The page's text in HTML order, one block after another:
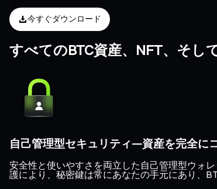
今すぐダウンロード
すべてのBTC資産、NFT、そし
自己管理型セキュリティ—資産を完全に
安全性と使いやすさを両立した自己管理型ウォ
護により、秘密鍵は常にあなたの手元にあり、